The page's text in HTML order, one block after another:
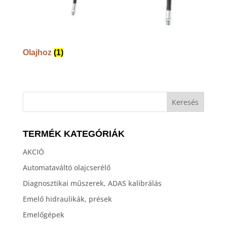
Olajhoz (1)
TERMÉK KATEGÓRIÁK
AKCIÓ
Automataváltó olajcserélő
Diagnosztikai műszerek, ADAS kalibrálás
Emelő hidraulikák, prések
Emelőgépek